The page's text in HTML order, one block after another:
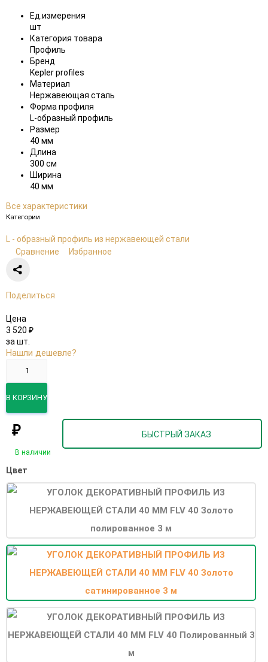
Ед.измерения
шт
Категория товара
Профиль
Бренд
Kepler profiles
Материал
Нержавеющая сталь
Форма профиля
L-образный профиль
Размер
40 мм
Длина
300 см
Ширина
40 мм
Все характеристики
Категории
L - образный профиль из нержавеющей стали
Сравнение
Избранное
Поделиться
Цена
3 520 ₽
за шт.
Нашли дешевле?
В КОРЗИНУ
₽ БЫСТРЫЙ ЗАКАЗ
В наличии
Цвет